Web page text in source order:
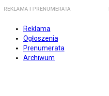
REKLAMA I PRENUMERATA
Reklama
Ogłoszenia
Prenumerata
Archiwum